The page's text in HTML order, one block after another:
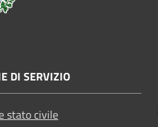
DI SERVIZIO
stato civile